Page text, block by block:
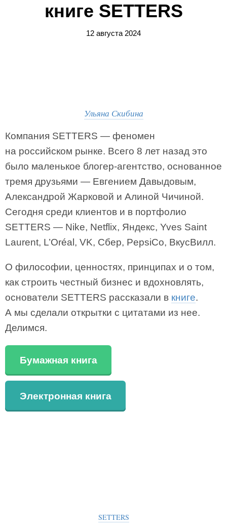
книге SETTERS
12 августа 2024
Ульяна Скибина
Компания SETTERS — феномен
на российском рынке. Всего 8 лет назад это
было маленькое блогер-агентство, основанное
тремя друзьями — Евгением Давыдовым,
Александрой Жарковой и Алиной Чичиной.
Сегодня среди клиентов и в портфолио
SETTERS — Nike, Netflix, Яндекс, Yves Saint
Laurent, L’Oréal, VK, Сбер, PepsiCo, ВкусВилл.
О философии, ценностях, принципах и о том,
как строить честный бизнес и вдохновлять,
основатели SETTERS рассказали в книге.
А мы сделали открытки с цитатами из нее.
Делимся.
Бумажная книга
Электронная книга
SETTERS